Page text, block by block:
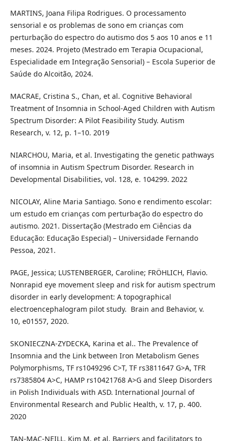
MARTINS, Joana Filipa Rodrigues. O processamento
sensorial e os problemas de sono em crianças com
perturbação do espectro do autismo dos 5 aos 10 anos e 11
meses. 2024. Projeto (Mestrado em Terapia Ocupacional,
Especialidade em Integração Sensorial) – Escola Superior de
Saúde do Alcoitão, 2024.
MACRAE, Cristina S., Chan, et al. Cognitive Behavioral
Treatment of Insomnia in School-Aged Children with Autism
Spectrum Disorder: A Pilot Feasibility Study. Autism
Research, v. 12, p. 1–10. 2019
NIARCHOU, Maria, et al. Investigating the genetic pathways
of insomnia in Autism Spectrum Disorder. Research in
Developmental Disabilities, vol. 128, e. 104299. 2022
NICOLAY, Aline Maria Santiago. Sono e rendimento escolar:
um estudo em crianças com perturbação do espectro do
autismo. 2021. Dissertação (Mestrado em Ciências da
Educação: Educação Especial) – Universidade Fernando
Pessoa, 2021.
PAGE, Jessica; LUSTENBERGER, Caroline; FRÖHLICH, Flavio.
Nonrapid eye movement sleep and risk for autism spectrum
disorder in early development: A topographical
electroencephalogram pilot study. ​ Brain and Behavior, v. ​
10, e01557, 2020.
SKONIECZNA-ZYDECKA, Karina et al.. The Prevalence of
Insomnia and the Link between Iron Metabolism Genes
Polymorphisms, TF rs1049296 C>T, TF rs3811647 G>A, TFR
rs7385804 A>C, HAMP rs10421768 A>G and Sleep Disorders
in Polish Individuals with ASD. International Journal of
Environmental Research and Public Health, v. 17, p. 400.
2020
TAN-MAC-NEILL, Kim M, et al. Barriers and facilitators to